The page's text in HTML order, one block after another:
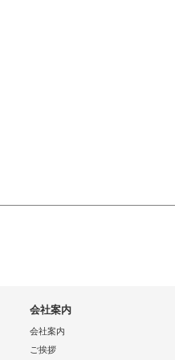
会社案内
会社案内
ご挨拶